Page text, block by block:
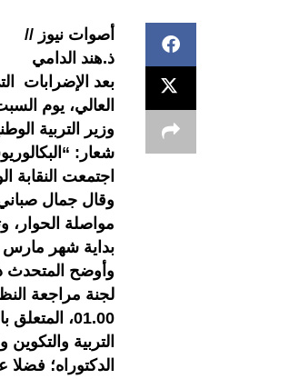
أصوات نيوز //
ذ.هند الدامي
بعد الإضرابات
العالي، يوم
وزير التربية
شعار:
اجتمعت النقابة
وقال جمال
مواصلة الحوار،
بداية شهر مارس
وأوضح المتحدث
لجنة مراجعة
التربية
الدكتوراه؛